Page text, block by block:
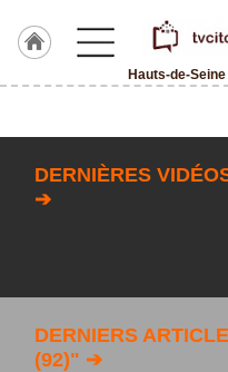
Hauts-de-
Seine
Gazette
DERNIÈRES
➔
DERNIERS
(92)" ➔